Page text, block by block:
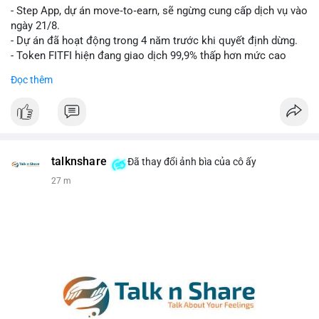
Lời khuyên cho nhà đầu tư nhỏ lẻ: Theo dõi xác nhận của giao
dịch này. Nếu BTC tiếp tục bị rút khỏi sàn với tần suất tăng, đó
là tín hiệu tích cực cho xu hướng tăng giá. Hạn chế hành động
- Step App, dự án move‑to‑earn, sẽ ngừng cung cấp dịch vụ vào
ngày 21/8.
- Dự án đã hoạt động trong 4 năm trước khi quyết định dừng.
- Token FITFI hiện đang giao dịch 99,9% thấp hơn mức cao
#vlikevn #titanbot
Đọc thêm
talknshare Đã thay đổi ảnh bìa của cô ấy
27 m